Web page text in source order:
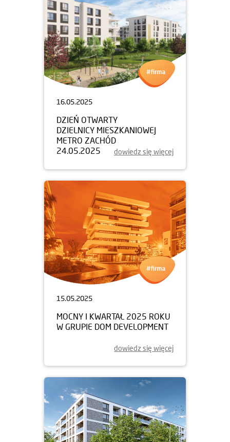
16.05.2025
DZIEŃ OTWARTY
DZIELNICY MIESZKANIOWEJ
METRO ZACHÓD
24.05.2025
dowiedz się więcej
15.05.2025
MOCNY I KWARTAŁ 2025 ROKU
W GRUPIE DOM DEVELOPMENT
dowiedz się więcej